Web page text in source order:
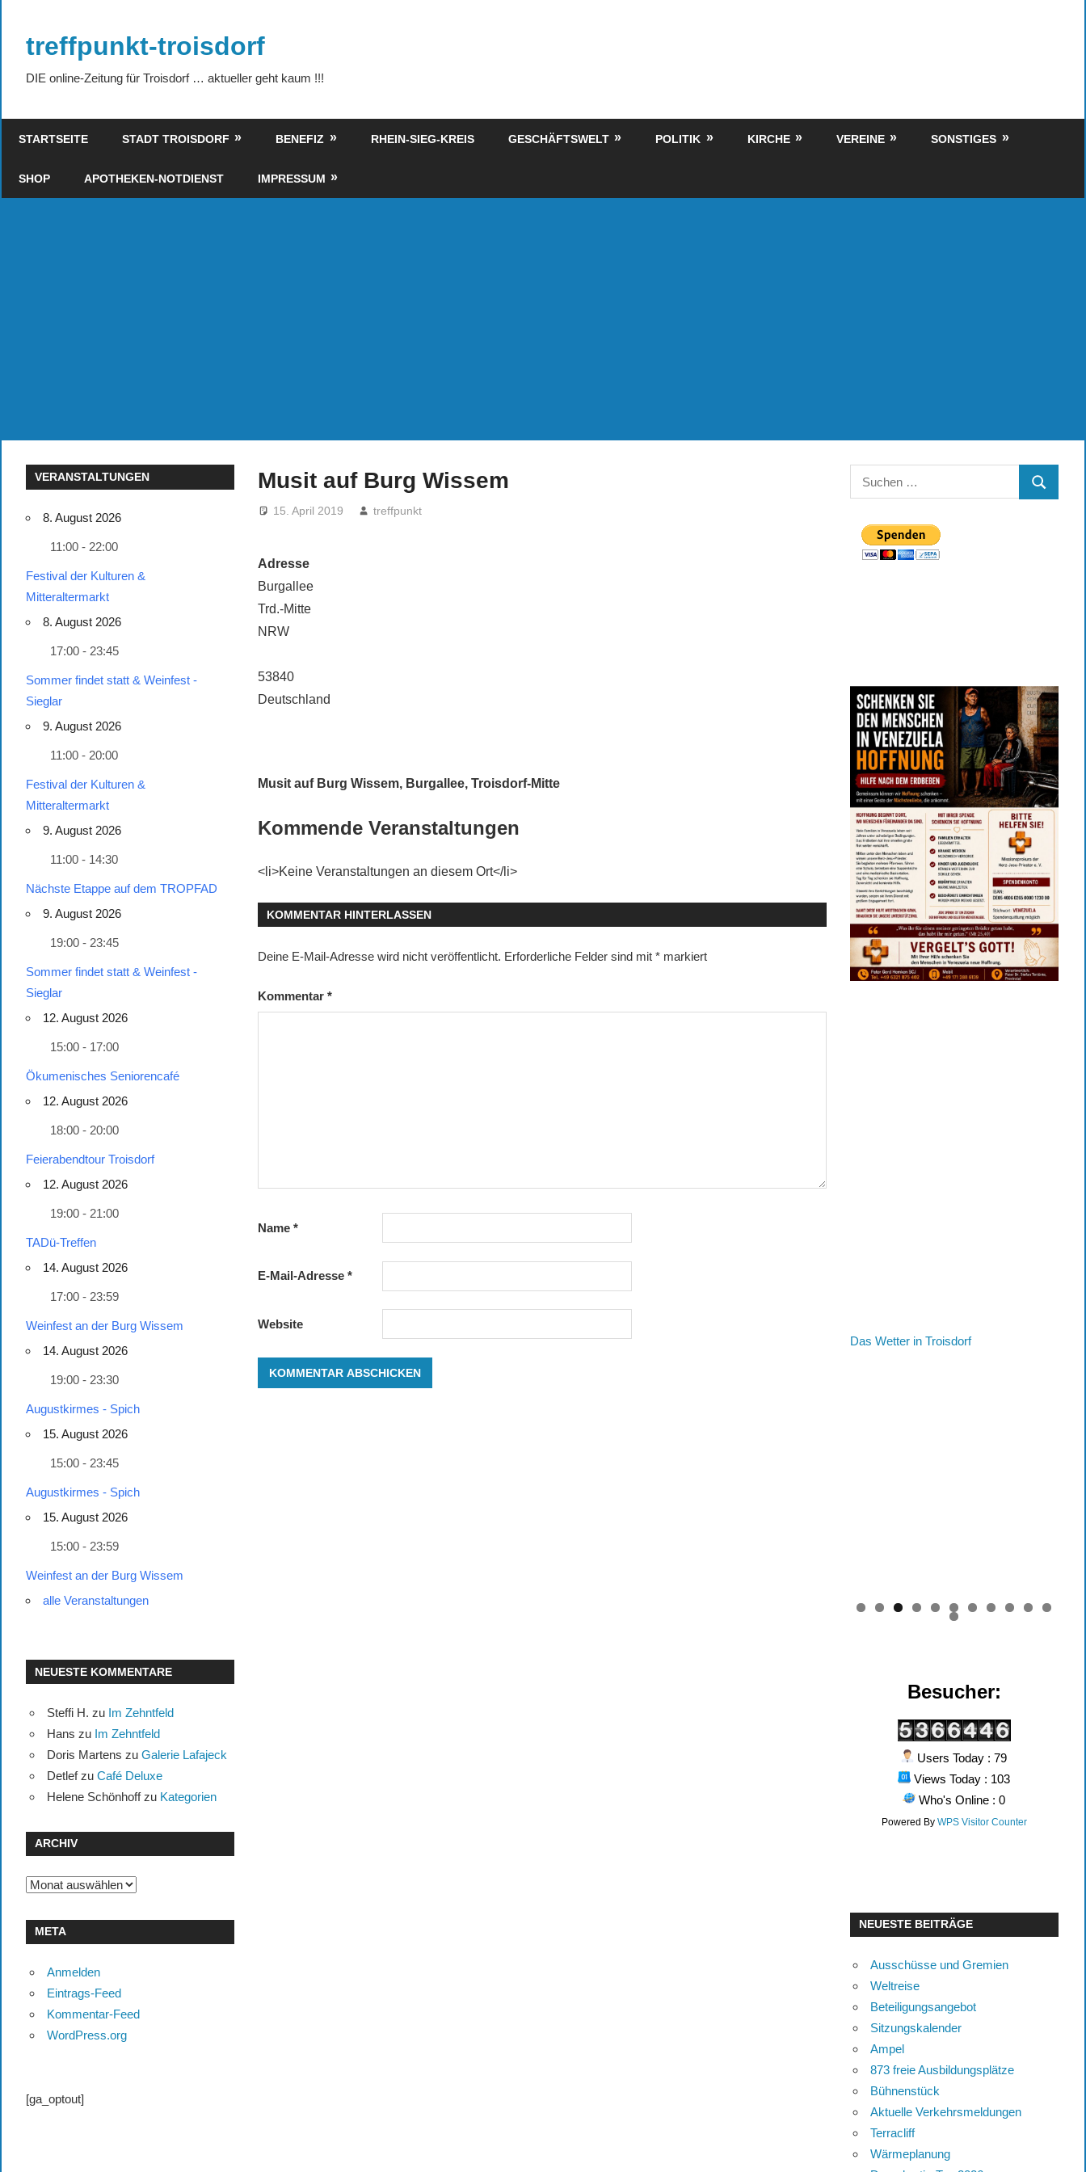
springentreffpunkt-troisdorf
DIE online-Zeitung für Troisdorf … aktueller geht kaum !!!
STARTSEITE STADT TROISDORF BENEFIZ RHEIN-SIEG-KREIS GESCHÄFTSWELT POLITIK KIRCHE VEREINE SONSTIGES
SHOP APOTHEKEN-NOTDIENST IMPRESSUM
Musit auf Burg Wissem
15. April 2019 treffpunkt
Adresse
Burgallee
Trd.-Mitte
NRW
53840
Deutschland
Musit auf Burg Wissem, Burgallee, Troisdorf-Mitte
Kommende Veranstaltungen
<li>Keine Veranstaltungen an diesem Ort</li>
KOMMENTAR HINTERLASSEN
Deine E-Mail-Adresse wird nicht veröffentlicht. Erforderliche Felder sind mit* markiert
Kommentar*
Name*
E-Mail-Adresse*
Website
VERANSTALTUNGEN
8. August 2026
11:00 - 22:00
Festival der Kulturen &
Mitteraltermarkt
8. August 2026
17:00 - 23:45
Sommer findet statt & Weinfest -
Sieglar
9. August 2026
11:00 - 20:00
Festival der Kulturen &
Mitteraltermarkt
9. August 2026
11:00 - 14:30
Nächste Etappe auf dem TROPFAD
9. August 2026
19:00 - 23:45
Sommer findet statt & Weinfest -
Sieglar
12. August 2026
15:00 - 17:00
Ökumenisches Seniorencafé
12. August 2026
18:00 - 20:00
Feierabendtour Troisdorf
12. August 2026
19:00 - 21:00
TADü-Treffen
14. August 2026
17:00 - 23:59
Weinfest an der Burg Wissem
14. August 2026
19:00 - 23:30
Augustkirmes - Spich
15. August 2026
15:00 - 23:45
Augustkirmes - Spich
15. August 2026
15:00 - 23:59
Weinfest an der Burg Wissem
alle Veranstaltungen
NEUESTE KOMMENTARE
Steffi H. zu Im Zehntfeld
Hans zu Im Zehntfeld
Doris Martens zu Galerie Lafajeck
Detlefzu Café Deluxe
Helene Schönhoffzu Kategorien
ARCHIV
Archiv
META
Anmelden
Eintrags-Feed
Kommentar-Feed
WordPress.org
[ga_optout]
Suchen
nach:
SUCHEN
Das Wetter in Troisdorf
0 1
2
Besucher:
Users Today : 79
Views Today : 103
Who's Online : 0
Powered By WPS Visitor Counter
NEUESTE BEITRÄGE
Ausschüsse und Gremien
Weltreise
Beteiligungsangebot
Sitzungskalender
Ampel
873 freie Ausbildungsplätze
Bühnenstück
Aktuelle Verkehrsmeldungen
Terracliff
Wärmeplanung